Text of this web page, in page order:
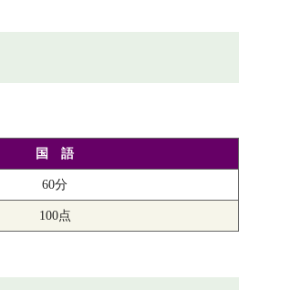
国 語
60分
100点